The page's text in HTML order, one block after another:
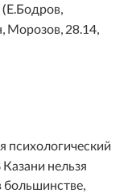
Морозов, 28.14,
психологический
нельзя
большинстве,